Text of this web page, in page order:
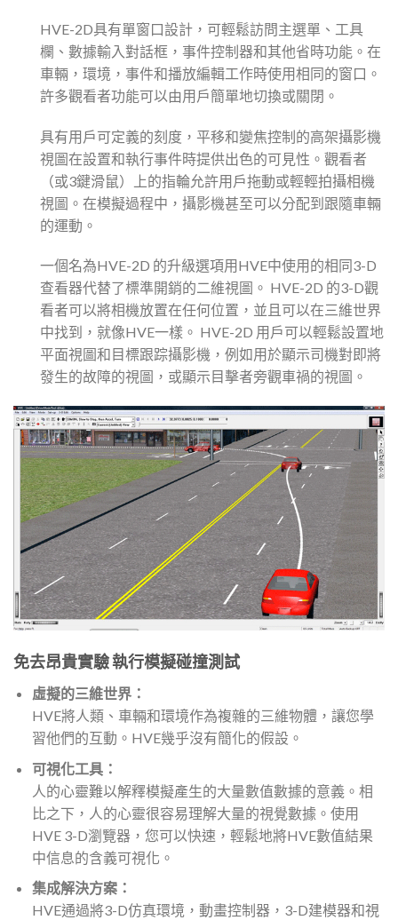
HVE-2D具有單窗口設計，可輕鬆訪問主選單、工具
欄、數據輸入對話框，事件控制器和其他省時功能。在
車輛，環境，事件和播放編輯工作時使用相同的窗口。
許多觀看者功能可以由用戶簡單地切換或關閉。
具有用戶可定義的刻度，平移和變焦控制的高架攝影機
視圖在設置和執行事件時提供出色的可見性。觀看者
（或3鍵滑鼠）上的指輪允許用戶拖動或輕輕拍攝相機
視圖。在模擬過程中，攝影機甚至可以分配到跟隨車輛
的運動。
一個名為HVE-2D 的升級選項用HVE中使用的相同3-D
查看器代替了標準開銷的二維視圖。 HVE-2D 的3-D觀
看者可以將相機放置在任何位置，並且可以在三維世界
中找到，就像HVE一樣。 HVE-2D 用戶可以輕鬆設置地
平面視圖和目標跟踪攝影機，例如用於顯示司機對即將
發生的故障的視圖，或顯示目擊者旁觀車禍的視圖。
免去昂貴實驗 執行模擬碰撞測試
虛擬的三維世界：
HVE將人類、車輛和環境作為複雜的三維物體，讓您學
習他們的互動。HVE幾乎沒有簡化的假設。
可視化工具：
人的心靈難以解釋模擬產生的大量數值數據的意義。相
比之下，人的心靈很容易理解大量的視覺數據。使用
HVE 3-D瀏覽器，您可以快速，輕鬆地將HVE數值結果
中信息的含義可視化。
集成解決方案：
HVE通過將3-D仿真環境，動畫控制器，3-D建模器和視